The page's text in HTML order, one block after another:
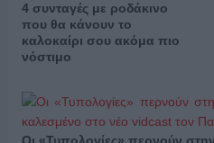
4 συνταγές με ροδάκινο
που θα κάνουν το
καλοκαίρι σου ακόμα πιο
νόστιμο